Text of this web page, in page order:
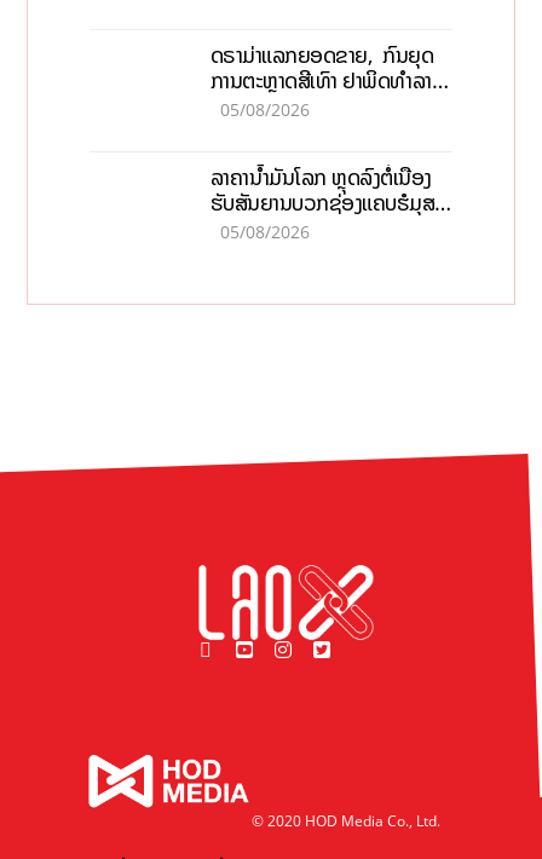
ດຣາມ່າແລກຍອດຂາຍ, ກົນຍຸດ
ການຕະຫຼາດສີເທົາ ຢາພິດທຳລາຍ
ທຸລະກິດ ໄລຍະຍາວ
05/08/2026
ລາຄານ້ຳມັນໂລກ ຫຼຸດລົງຕໍ່ເນື່ອງ
ຮັບສັນຍານບວກຊ່ອງແຄບຮໍມຸສ
ຈັບຕາລາຄາໃນລາວ
05/08/2026
© 2020 HOD Media Co., Ltd.